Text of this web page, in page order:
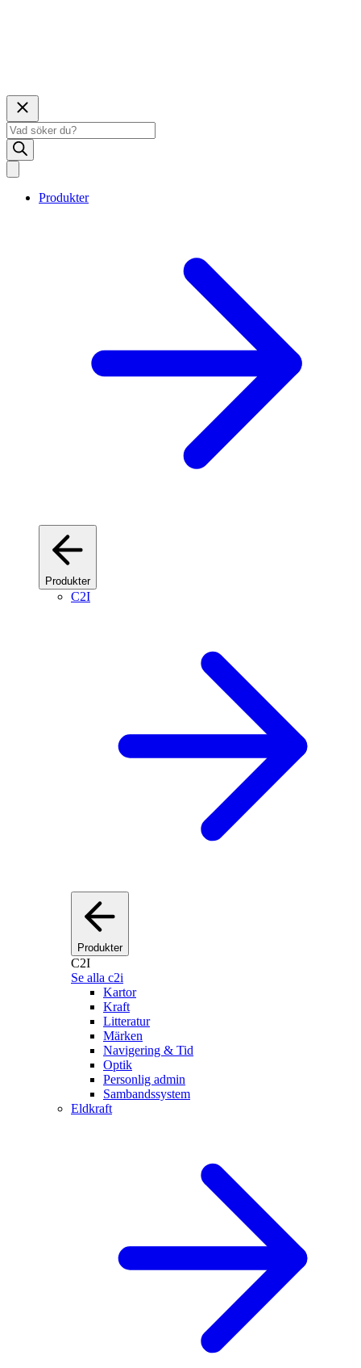
Produktsökning
Produkter
Produkter
C2I
Produkter
C2I
Se alla c2i
Kartor
Kraft
Litteratur
Märken
Navigering & Tid
Optik
Personlig admin
Sambandssystem
Eldkraft